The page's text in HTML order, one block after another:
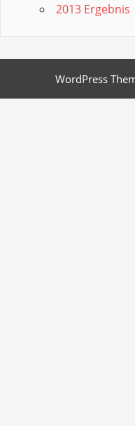
2013 Ergebnis
WordPress